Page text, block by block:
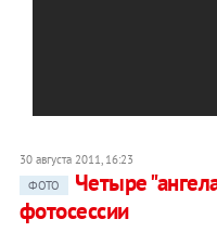
30 августа 2011, 16:23
ФОТО
Четыре
фотосессии